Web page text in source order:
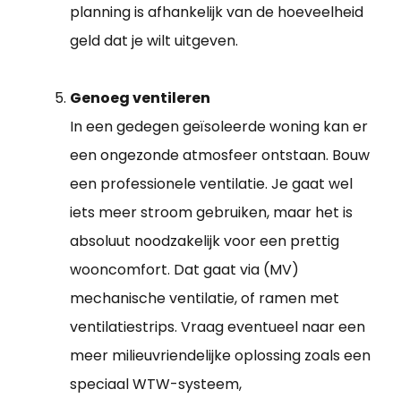
planning is afhankelijk van de hoeveelheid
geld dat je wilt uitgeven.
Genoeg ventileren
In een gedegen geïsoleerde woning kan er
een ongezonde atmosfeer ontstaan. Bouw
een professionele ventilatie. Je gaat wel
iets meer stroom gebruiken, maar het is
absoluut noodzakelijk voor een prettig
wooncomfort. Dat gaat via (MV)
mechanische ventilatie, of ramen met
ventilatiestrips. Vraag eventueel naar een
meer milieuvriendelijke oplossing zoals een
speciaal WTW-systeem,